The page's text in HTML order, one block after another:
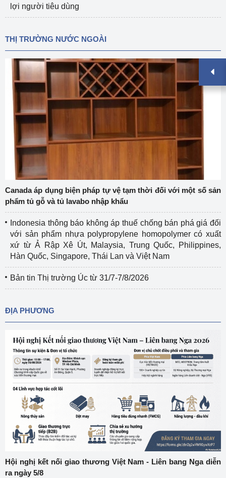
lợi người tiêu dùng
THỊ TRƯỜNG NƯỚC NGOÀI
Canada áp dụng biện pháp tự vệ tạm thời đối với một số sản
phẩm tủ gỗ và tủ lavabo nhập khẩu
Indonesia thông báo không áp thuế chống bán phá giá đối
với sản phẩm nhựa polypropylene homopolymer có xuất
xứ từ Ả Rập Xê Út, Malaysia, Trung Quốc, Philippines,
Hàn Quốc, Singapore, Thái Lan và Việt Nam
Bản tin Thị trường Úc từ 31/7-7/8/2026
ĐỊA PHƯƠNG
Hội nghị kết nối giao thương Việt Nam - Liên bang Nga diễn
ra ngày 5/8